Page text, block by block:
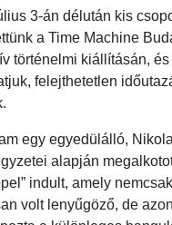
3-án délután kis
a Time Machine
történelmi kiállításán, és
felejthetetlen
egy egyedülálló,
alapján
indult, amely nemcsak
volt lenyűgöző, de